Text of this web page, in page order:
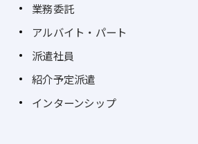
業務委託
アルバイト・パート
派遣社員
紹介予定派遣
インターンシップ